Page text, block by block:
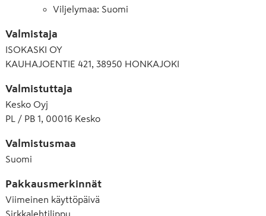
Viljelymaa: Suomi
Valmistaja
ISOKASKI OY
KAUHAJOENTIE 421, 38950 HONKAJOKI
Valmistuttaja
Kesko Oyj
PL / PB 1, 00016 Kesko
Valmistusmaa
Suomi
Pakkausmerkinnät
Viimeinen käyttöpäivä
Sirkkalehtilippu